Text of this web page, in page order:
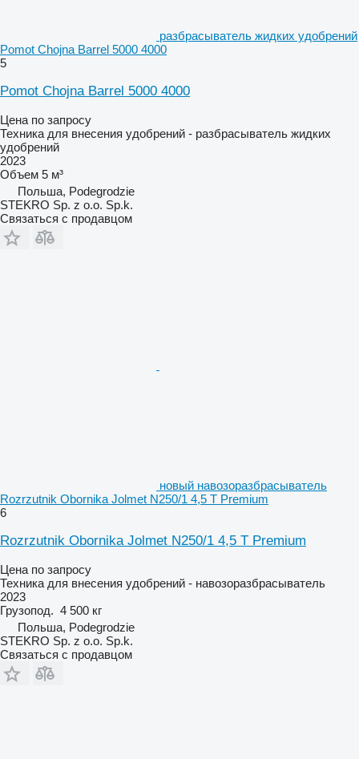
разбрасыватель жидких удобрений
Pomot Chojna Barrel 5000 4000
5
Pomot Chojna Barrel 5000 4000
Цена по запросу
Техника для внесения удобрений - разбрасыватель жидких
удобрений
2023
Объем 5 м³
Польша, Podegrodzie
STEKRO Sp. z o.o. Sp.k.
Связаться с продавцом
новый навозоразбрасыватель
Rozrzutnik Obornika Jolmet N250/1 4,5 T Premium
6
Rozrzutnik Obornika Jolmet N250/1 4,5 T Premium
Цена по запросу
Техника для внесения удобрений - навозоразбрасыватель
2023
Грузопод. 4 500 кг
Польша, Podegrodzie
STEKRO Sp. z o.o. Sp.k.
Связаться с продавцом